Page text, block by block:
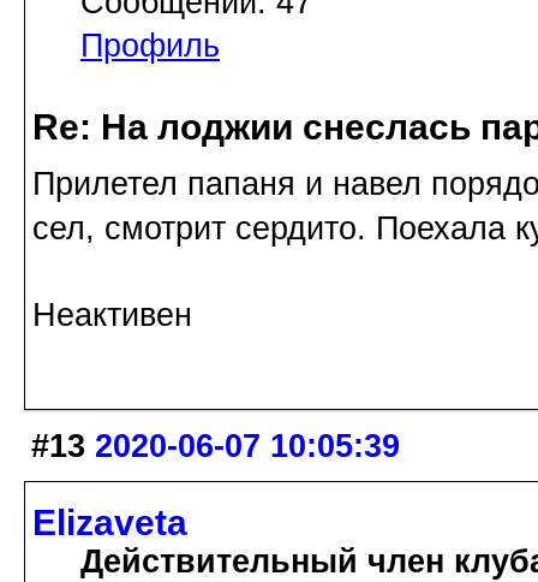
Профиль
Re: На лоджии снеслась
Прилетел папаня и навел
сел, смотрит сердито. Поехала
Неактивен
#13 2020-06-07 10:05:39
Elizaveta
Действительный член